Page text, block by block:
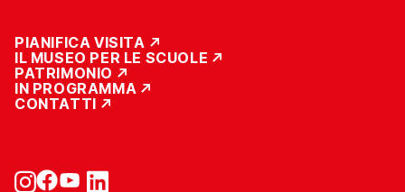
PIANIFICA VISITA
IL MUSEO PER LE SCUOLE
PATRIMONIO
IN PROGRAMMA
CONTATTI